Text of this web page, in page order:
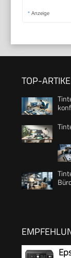
* Anzeige
TOP-